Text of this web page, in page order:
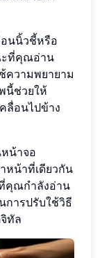
อนนิ้วชี้หรือ
ะที่คุณอ่าน
ความพยายาม
นี้ช่วยให้
ลื่อนไปข้าง
น้าจอ
หน้าที่เดียวกัน
คุณกำลังอ่าน
การปรับใช้วิธี
ทัล